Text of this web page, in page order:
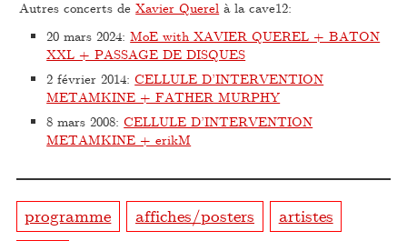
Autres concerts deXavier Querel à la cave12:
20 mars 2024:MoE with XAVIER QUEREL + BATON
XXL + PASSAGE DE DISQUES
2 février 2014:CELLULE D’INTERVENTION
METAMKINE + FATHER MURPHY
8 mars 2008:CELLULE D’INTERVENTION
METAMKINE + erikM
programme affiches/posters
artistes